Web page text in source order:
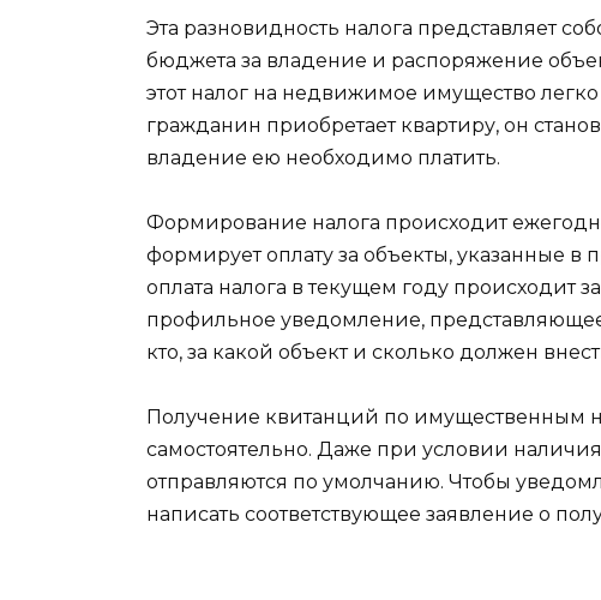
Эта разновидность налога представляет
бюджета за владение и распоряжение
этот налог на недвижимое имущество
гражданин приобретает квартиру, он
владение ею необходимо платить.
Формирование налога происходит
формирует оплату за объекты, указанные в
оплата налога в текущем году происходит
профильное уведомление,
кто, за какой объект и сколько должен
Получение квитанций по имущественным
самостоятельно. Даже при условии
отправляются по умолчанию. Чтобы
написать соответствующее заявление о